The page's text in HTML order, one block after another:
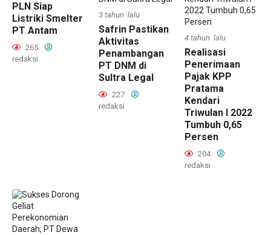
PLN Siap
Listriki Smelter
PT Antam
265
redaksi
3 tahun lalu
Safrin Pastikan
Aktivitas
Penambangan
PT DNM di
Sultra Legal
227
redaksi
4 tahun lalu
Realisasi
Penerimaan
Pajak KPP
Pratama
Kendari
Triwulan I 2022
Tumbuh 0,65
Persen
204
redaksi